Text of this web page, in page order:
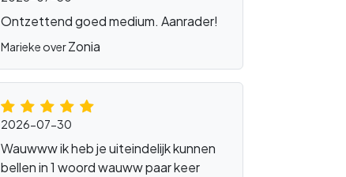
Ontzettend goed medium. Aanrader!
Marieke overZonia
2026-07-30
Wauwww ik heb je uiteindelijk kunnen
bellen in 1 woord wauww paar keer